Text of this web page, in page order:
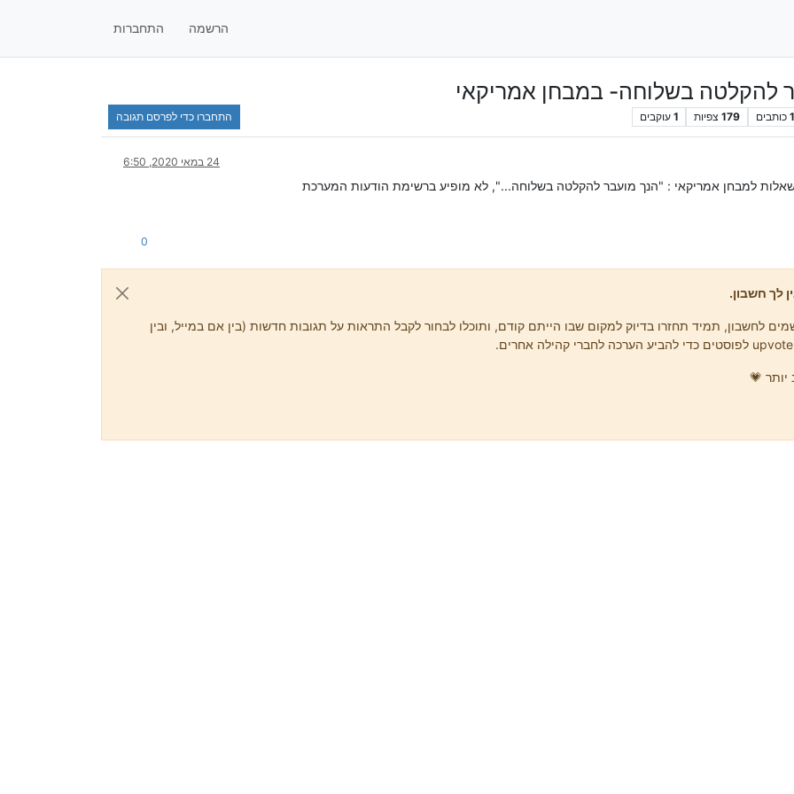
הרשמה התחברות
להקלטה בשלוחה- במבחן אמריקאי
1 כותבים 179 צפיות 1 עוקבים התחברו כדי לפרסם תגובה
24 במאי 2020, 6:50
למבחן אמריקאי : "הנך מועבר להקלטה בשלוחה...", לא מופיע ברשימת הודעות המערכת
0
לך חשבון.
לחשבון, תמיד תחזרו בדיוק למקום שבו הייתם קודם, ותוכלו לבחור לקבל התראות על תגובות חדשות (בין אם במייל, ובין
יותר 💗